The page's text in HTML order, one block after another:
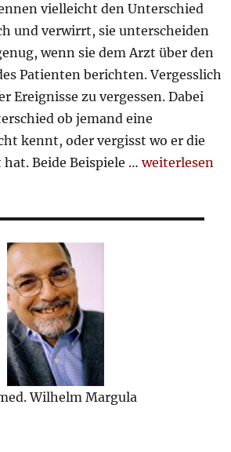
vielleicht den Unterschied
und verwirrt, sie unterscheiden
wenn sie dem Arzt über den
Patienten berichten. Vergesslich
Ereignisse zu vergessen. Dabei
ob jemand eine
kennt, oder vergisst wo er die
hat. Beide Beispiele …„vergesslich
weiterlesen
Wilhelm Margula